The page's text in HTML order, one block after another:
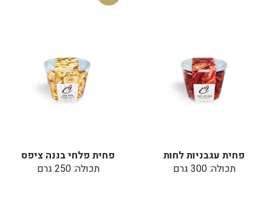
פחית עגבניות לחות
תכולה: 300 גרם
פחית פלחי בננה ציפס
תכולה: 250 גרם